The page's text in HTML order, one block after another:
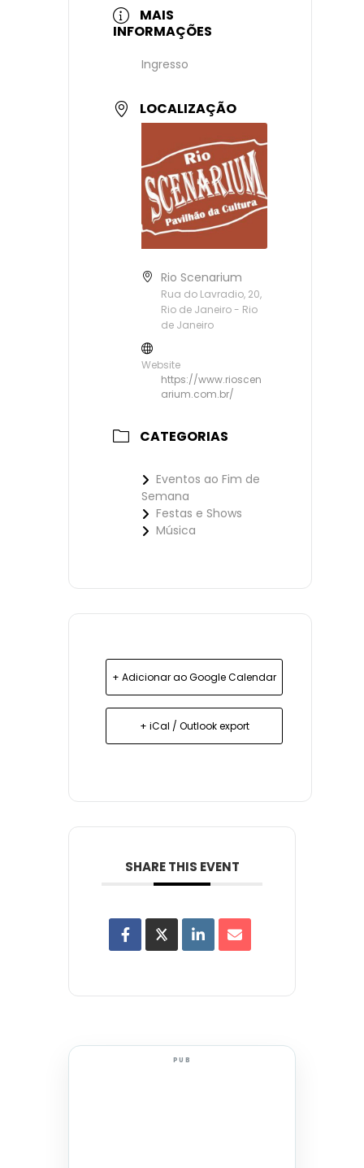
MAIS
INFORMAÇÕES
Ingresso
LOCALIZAÇÃO
Rio Scenarium
Rua do Lavradio, 20,
Rio de Janeiro - Rio
de Janeiro
Website
https://www.rioscen
arium.com.br/
CATEGORIAS
Eventos ao Fim de
Semana
Festas e Shows
Música
+ Adicionar ao Google Calendar
+ iCal / Outlook export
SHARE THIS EVENT
PUB